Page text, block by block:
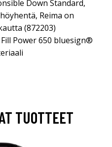
Down Standard,
Reima on
(872203)
Power 650 bluesign®
TUOTTEET